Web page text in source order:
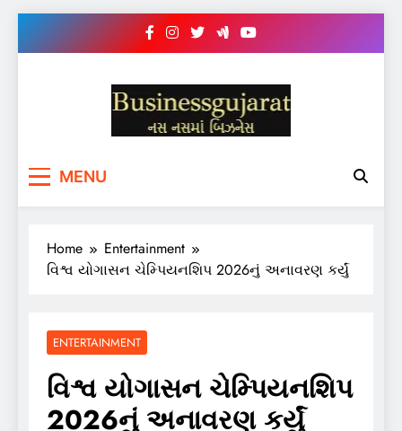
BUSINESS GUJARAT
MENU
Home
Entertainment
વિશ્વ યોગાસન ચેમ્પિયનશિપ 2026નું અનાવરણ કર્યું
ENTERTAINMENT
વિશ્વ યોગાસન ચેમ્પિયનશિપ
2026નું અનાવરણ કર્યું